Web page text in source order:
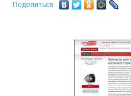
Поделиться